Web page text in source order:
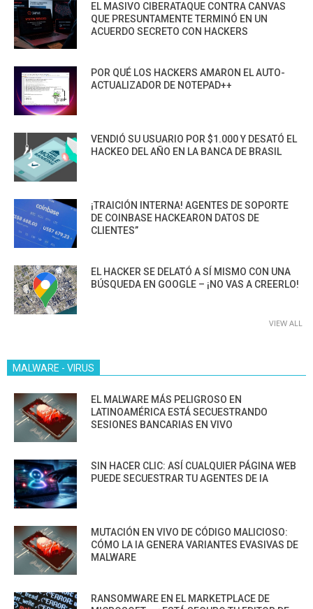
EL MASIVO CIBERATAQUE CONTRA CANVAS
QUE PRESUNTAMENTE TERMINÓ EN UN
ACUERDO SECRETO CON HACKERS
POR QUÉ LOS HACKERS AMARON EL AUTO-
ACTUALIZADOR DE NOTEPAD++
VENDIÓ SU USUARIO POR $1.000 Y DESATÓ EL
HACKEO DEL AÑO EN LA BANCA DE BRASIL
¡TRAICIÓN INTERNA! AGENTES DE SOPORTE
DE COINBASE HACKEARON DATOS DE
CLIENTES”
EL HACKER SE DELATÓ A SÍ MISMO CON UNA
BÚSQUEDA EN GOOGLE – ¡NO VAS A CREERLO!
VIEW ALL
MALWARE - VIRUS
EL MALWARE MÁS PELIGROSO EN
LATINOAMÉRICA ESTÁ SECUESTRANDO
SESIONES BANCARIAS EN VIVO
SIN HACER CLIC: ASÍ CUALQUIER PÁGINA WEB
PUEDE SECUESTRAR TU AGENTES DE IA
MUTACIÓN EN VIVO DE CÓDIGO MALICIOSO:
CÓMO LA IA GENERA VARIANTES EVASIVAS DE
MALWARE
RANSOMWARE EN EL MARKETPLACE DE